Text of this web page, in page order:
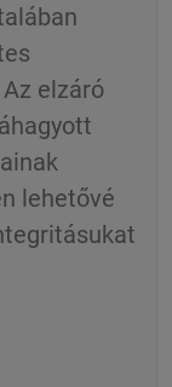
elzáró
lehetővé